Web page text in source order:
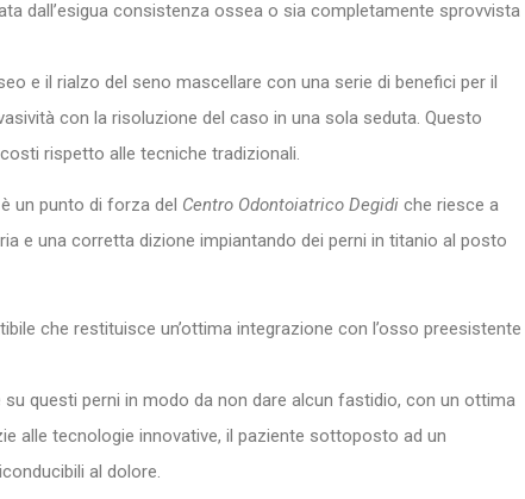
dall’esigua consistenza ossea o sia completamente sprovvista
e il rialzo del seno mascellare con una serie di benefici per il
con la risoluzione del caso in una sola seduta. Questo
rispetto alle tecniche tradizionali.
è un punto di forza del Centro Odontoiatrico Degidi che riesce a
e una corretta dizione impiantando dei perni in titanio al posto
che restituisce un’ottima integrazione con l’osso preesistente
questi perni in modo da non dare alcun fastidio, con un ottima
alle tecnologie innovative, il paziente sottoposto ad un
al dolore.